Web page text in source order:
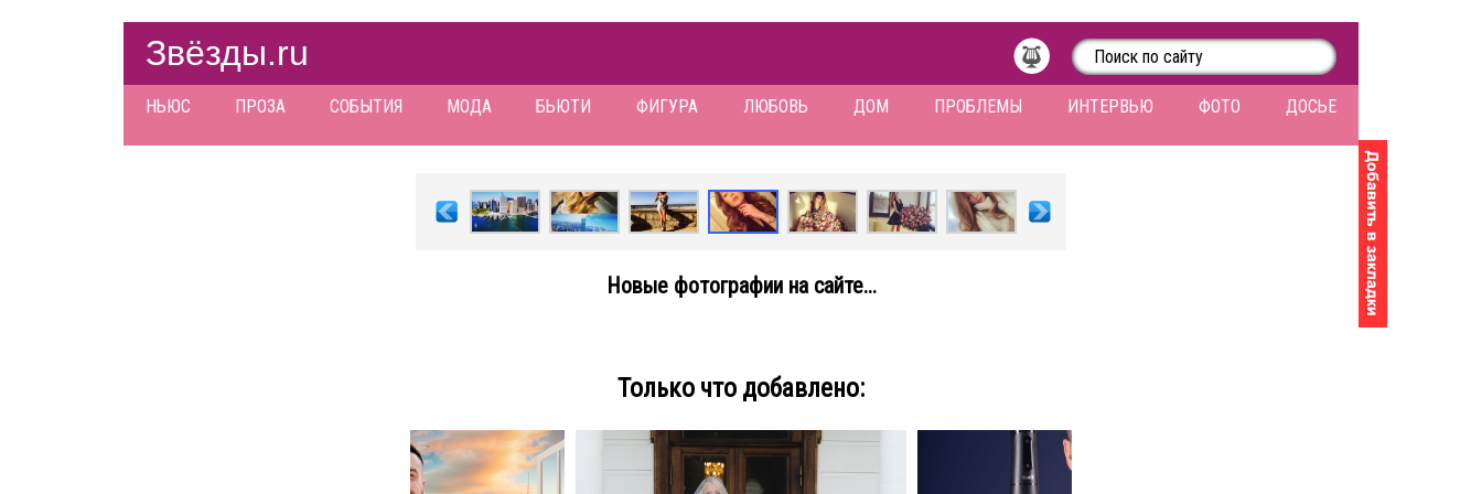
Звёзды.ru
НЬЮС ПРОЗА СОБЫТИЯ МОДА БЬЮТИ ФИГУРА ЛЮБОВЬ ДОМ ПРОБЛЕМЫ ИНТЕРВЬЮ ФОТО ДОСЬЕ
Новые фотографии на сайте...
Только что добавлено: